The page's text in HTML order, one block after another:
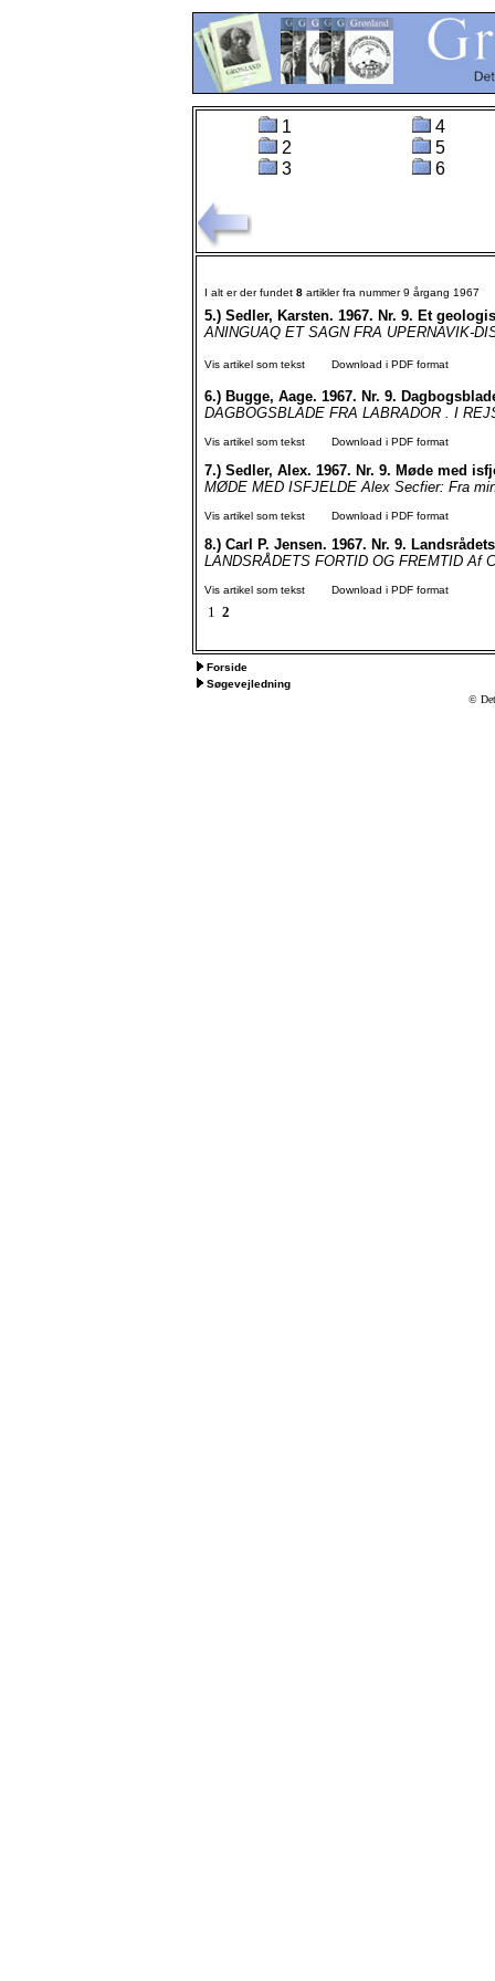
1
2
3
4
5
6
I alt er der fundet 8 artikler fra nummer 9 årgang 1967
5.) Sedler, Karsten. 1967. Nr. 9. Et
ANINGUAQ ET SAGN FRA UPERNAVIK-
Vis artikel som tekst Download i PDF format
6.) Bugge, Aage. 1967. Nr. 9.
DAGBOGSBLADE FRA LABRADOR . I
Vis artikel som tekst Download i PDF format
7.) Sedler, Alex. 1967. Nr. 9. Møde med
MØDE MED ISFJELDE Alex Secfier: Fra
Vis artikel som tekst Download i PDF format
8.) Carl P. Jensen. 1967. Nr. 9.
LANDSRÅDETS FORTID OG FREMTID Af
Vis artikel som tekst Download i PDF format
1 2
Forside
Søgevejledning
© Det